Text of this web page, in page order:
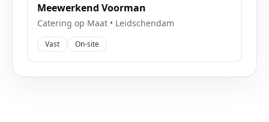
Meewerkend Voorman
Catering op Maat • Leidschendam
Vast On-site